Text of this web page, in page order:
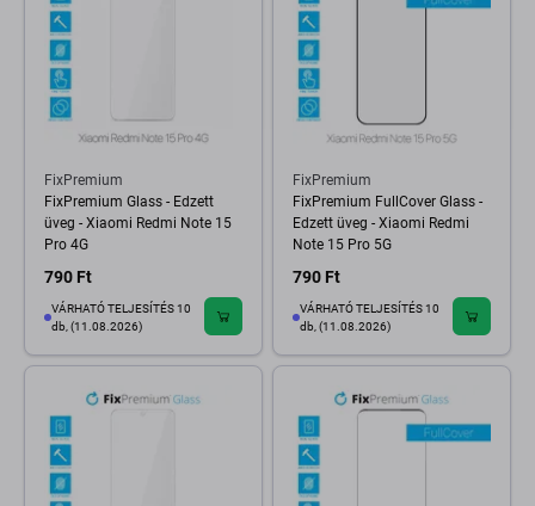
FixPremium
FixPremium Glass - Edzett
üveg - Xiaomi Redmi Note 15
Pro 4G
790 Ft
VÁRHATÓ TELJESÍTÉS 10
db, (11.08.2026)
FixPremium
FixPremium FullCover Glass -
Edzett üveg - Xiaomi Redmi
Note 15 Pro 5G
790 Ft
VÁRHATÓ TELJESÍTÉS 10
db, (11.08.2026)